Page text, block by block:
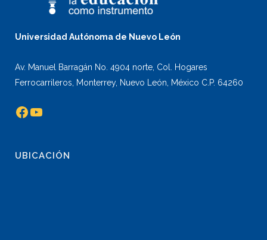
Universidad Autónoma de Nuevo León
Av. Manuel Barragán No. 4904 norte, Col. Hogares
Ferrocarrileros, Monterrey, Nuevo León, México C.P. 64260
Facebook
YouTube
UBICACIÓN